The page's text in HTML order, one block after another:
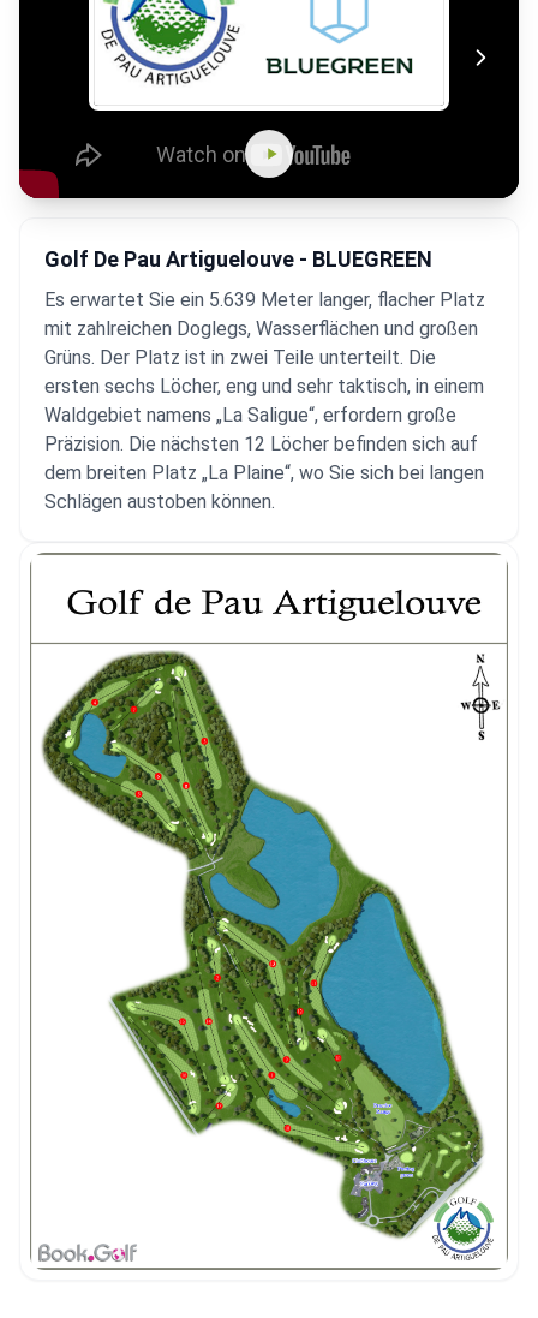
Golf De Pau Artiguelouve - BLUEGREEN
Es erwartet Sie ein 5.639 Meter langer, flacher Platz
mit zahlreichen Doglegs, Wasserflächen und großen
Grüns. Der Platz ist in zwei Teile unterteilt. Die
ersten sechs Löcher, eng und sehr taktisch, in einem
Waldgebiet namens „La Saligue“, erfordern große
Präzision. Die nächsten 12 Löcher befinden sich auf
dem breiten Platz „La Plaine“, wo Sie sich bei langen
Schlägen austoben können.